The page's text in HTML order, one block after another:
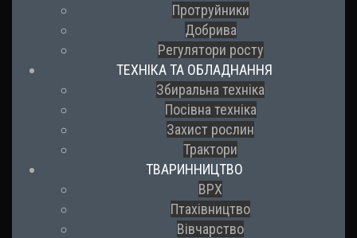
Протруйники
Добрива
Регулятори росту
ТЕХНІКА ТА ОБЛАДНАННЯ
Збиральна техніка
Посівна техніка
Захист рослин
Трактори
ТВАРИННИЦТВО
ВРХ
Птахівництво
Вівчарство